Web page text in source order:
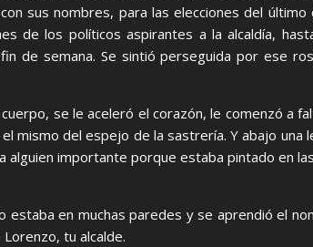
sus nombres, para las elecciones del último
de los políticos aspirantes a la alcaldía,
de semana. Se sintió perseguida por ese
se le aceleró el corazón, le comenzó a
mismo del espejo de la sastrería. Y abajo una
alguien importante porque estaba pintado en
estaba en muchas paredes y se aprendió el
tu alcalde.